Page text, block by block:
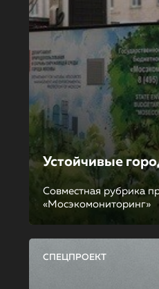
Устойчивые
Совместная рубрика
«Мосэкомониторинг»
СПЕЦПРОЕКТ